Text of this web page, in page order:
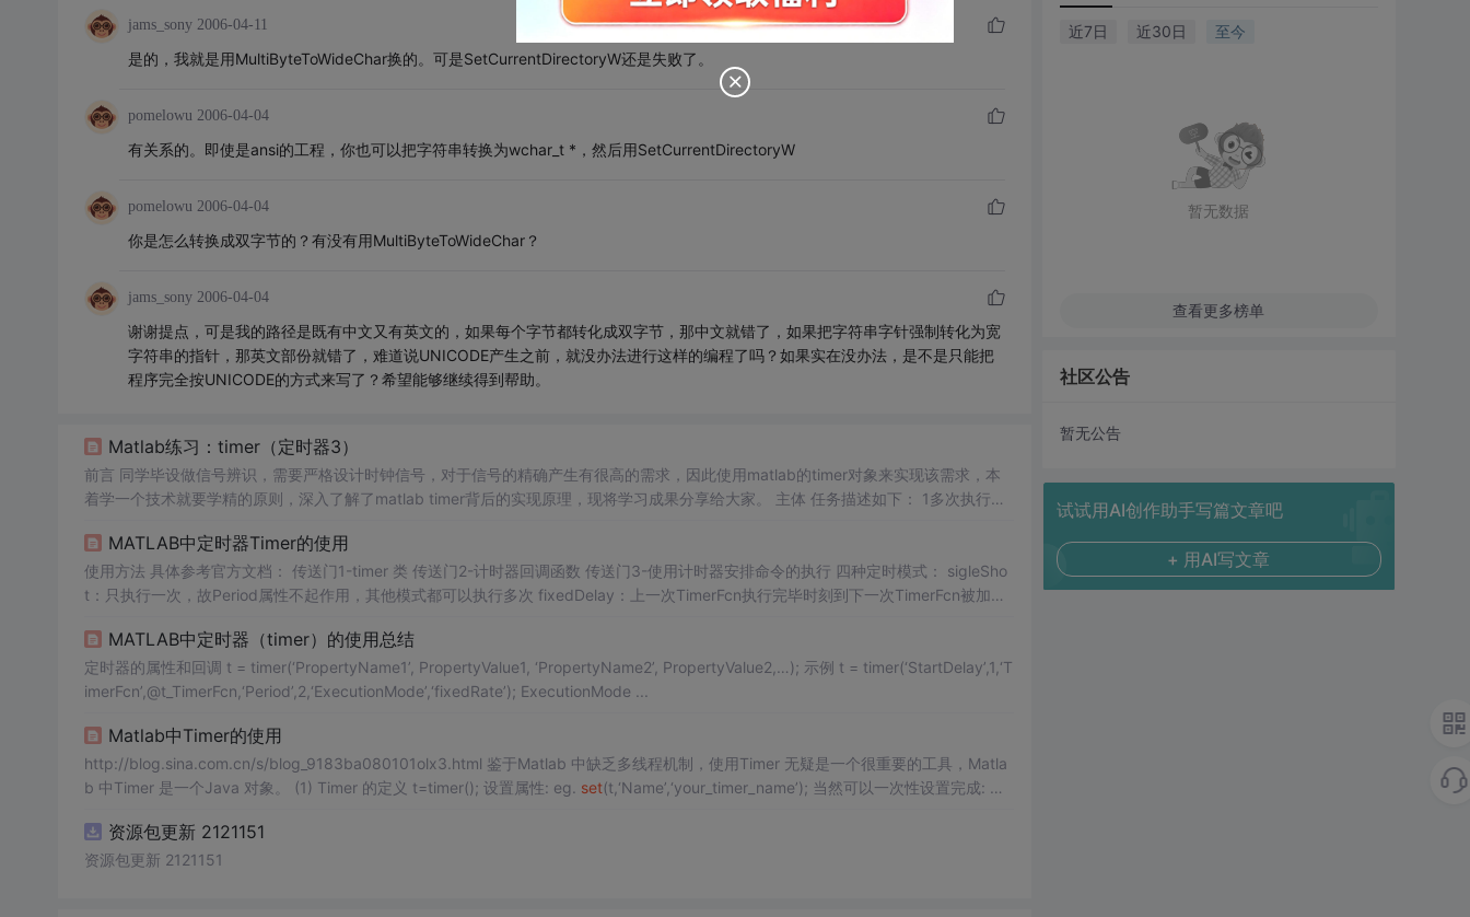
jams_sony 2006-04-11
是的，我就是用MultiByteToWideChar换的。可是SetCurrentDirectoryW还是失败了。
pomelowu 2006-04-04
有关系的。即使是ansi的工程，你也可以把字符串转换为wchar_t *，然后用SetCurrentDirectoryW
pomelowu 2006-04-04
你是怎么转换成双字节的？有没有用MultiByteToWideChar？
jams_sony 2006-04-04
谢谢提点，可是我的路径是既有中文又有英文的，如果每个字节都转化成双字节，那中文就错了，如果把字符串字针强制转化为宽
字符串的指针，那英文部份就错了，难道说UNICODE产生之前，就没办法进行这样的编程了吗？如果实在没办法，是不是只能把
程序完全按UNICODE的方式来写了？希望能够继续得到帮助。
Matlab练习：timer（定时器3）
前言 同学毕设做信号辨识，需要严格设计时钟信号，对于信号的精确产生有很高的需求，因此使用matlab的timer对象来实现该需求，本
着学一个技术就要学精的原则，深入了解了matlab timer背后的实现原理，现将学习成果分享给大家。 主体 任务描述如下： 1多次执行回
MATLAB中定时器Timer的使用
使用方法 具体参考官方文档： 传送门1-timer 类 传送门2-计时器回调函数 传送门3-使用计时器安排命令的执行 四种定时模式： sigleSho
t：只执行一次，故Period属性不起作用，其他模式都可以执行多次 fixedDelay：上一次TimerFcn执行完毕时刻到下一次TimerFcn被加入
间的间隔 法1： timer_id =
MATLAB中定时器（timer）的使用总结
定时器的属性和回调 t = timer(‘PropertyName1’, PropertyValue1, ‘PropertyName2’, PropertyValue2,…); 示例 t = timer(‘StartDelay’,1,‘T
Matlab中Timer的使用
http://blog.sina.com.cn/s/blog_9183ba080101olx3.html 鉴于Matlab 中缺乏多线程机制，使用Timer 无疑是一个很重要的工具，Matla
b 中Timer 是一个Java 对象。 (1) Timer 的定义 t=timer(); 设置属性: eg. set(t,‘Name’,‘your_timer_name’); 当然可以一次性设置完成: 例
资源包更新 2121151
资源包更新 2121151
近7日 近30日 至今
暂无数据
查看更多榜单
社区公告
暂无公告
试试用AI创作助手写篇文章吧
+ 用AI写文章